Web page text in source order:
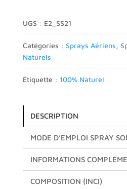
UGS : E2_SS21
Catégories : Sprays Aériens,
Naturels
Étiquette : 100% Naturel
DESCRIPTION
MODE D’EMPLOI SPRAY
INFORMATIONS
COMPOSITION (INCI)